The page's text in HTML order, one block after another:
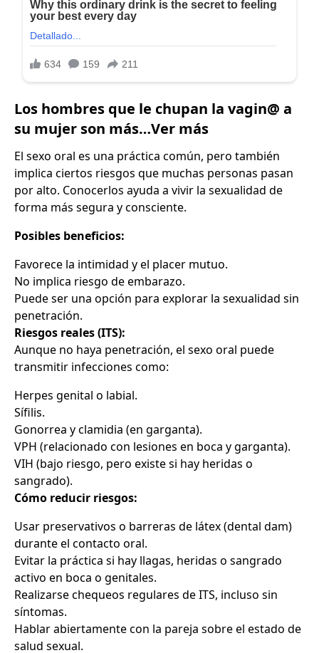
Los hombres que le chupan la vagin@ a
su mujer son más…Ver más
El sexo oral es una práctica común, pero también
implica ciertos riesgos que muchas personas pasan
por alto. Conocerlos ayuda a vivir la sexualidad de
forma más segura y consciente.
Posibles beneficios:
Favorece la intimidad y el placer mutuo.
No implica riesgo de embarazo.
Puede ser una opción para explorar la sexualidad sin
penetración.
Riesgos reales (ITS):
Aunque no haya penetración, el sexo oral puede
transmitir infecciones como:
Herpes genital o labial.
Sífilis.
Gonorrea y clamidia (en garganta).
VPH (relacionado con lesiones en boca y garganta).
VIH (bajo riesgo, pero existe si hay heridas o
sangrado).
Cómo reducir riesgos:
Usar preservativos o barreras de látex (dental dam)
durante el contacto oral.
Evitar la práctica si hay llagas, heridas o sangrado
activo en boca o genitales.
Realizarse chequeos regulares de ITS, incluso sin
síntomas.
Hablar abiertamente con la pareja sobre el estado de
salud sexual.